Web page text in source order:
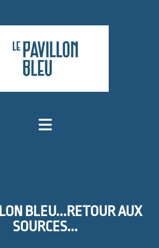
BLEU...RETOUR AUX
SOURCES...